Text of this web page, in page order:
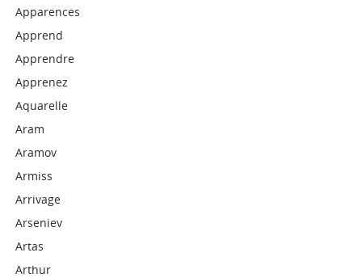
Apparences
Apprend
Apprendre
Apprenez
Aquarelle
Aram
Aramov
Armiss
Arrivage
Arseniev
Artas
Arthur